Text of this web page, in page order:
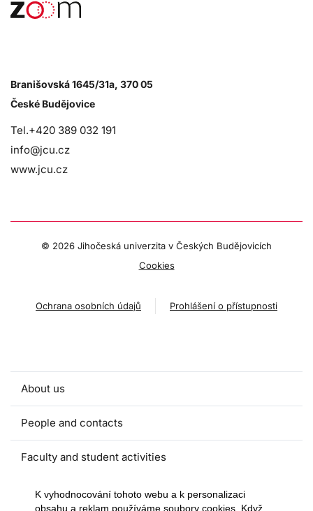
Branišovská 1645/31a, 370 05
České Budějovice
Tel.+420 389 032 191
info@jcu.cz
www.jcu.cz
© 2026 Jihočeská univerzita v Českých Budějovicích
Cookies
Ochrana osobních údajů Prohlášení o přístupnosti
About us
People and contacts
Faculty and student activities
Projects and strategic partnerships
K vyhodnocování tohoto webu a k personalizaci
obsahu a reklam používáme soubory cookies. Když